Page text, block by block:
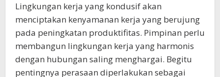
Lingkungan kerja yang kondusif akan
menciptakan kenyamanan kerja yang berujung
pada peningkatan produktifitas. Pimpinan perlu
membangun lingkungan kerja yang harmonis
dengan hubungan saling menghargai. Begitu
pentingnya perasaan diperlakukan sebagai